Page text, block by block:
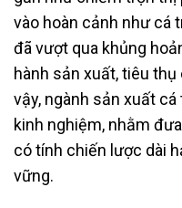
vào hoàn cảnh như cá
đã vượt qua khủng
hành sản xuất, tiêu thụ
vậy, ngành sản xuất
kinh nghiệm, nhằm
có tính chiến lược dài
vững.